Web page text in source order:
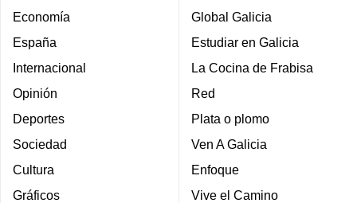
Economía
España
Internacional
Opinión
Deportes
Sociedad
Cultura
Gráficos
Global Galicia
Estudiar en Galicia
La Cocina de Frabisa
Red
Plata o plomo
Ven A Galicia
Enfoque
Vive el Camino